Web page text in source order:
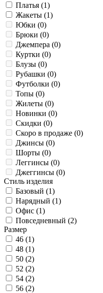
Платья (1)
Жакеты (1)
Юбки (0)
Брюки (0)
Джемпера (0)
Куртки (0)
Блузы (0)
Рубашки (0)
Футболки (0)
Топы (0)
Жилеты (0)
Новинки (0)
Скидки (0)
Скоро в продаже (0)
Джинсы (0)
Шорты (0)
Леггинсы (0)
Джеггинсы (0)
Стиль изделия
Базовый (1)
Нарядный (1)
Офис (1)
Повседневный (2)
Размер
46 (1)
48 (1)
50 (2)
52 (2)
54 (2)
56 (2)